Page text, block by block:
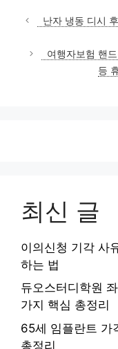
난자 냉동 디시
여행자보험 핸
등
최신 글
이의신청 기각 사
하는 법
듀오스터디학원
가지 핵심 총정리
65세 임플란트 가
총정리